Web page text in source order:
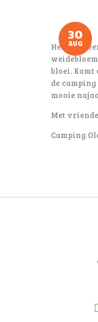
30
AUG
Het blijft
bloei. Komt
de
mooie
Met
Camping